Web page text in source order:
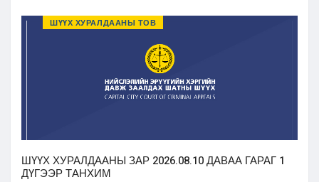
ШҮҮХ ХУРАЛДААНЫ ТОВ
ШҮҮХ ХУРАЛДААНЫ ЗАР 2026.08.10 ДАВАА ГАРАГ 1
ДҮГЭЭР ТАНХИМ